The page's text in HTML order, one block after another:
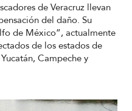
de Veracruz llevan
del daño. Su
de México”, actualmente
de los estados de
Campeche y